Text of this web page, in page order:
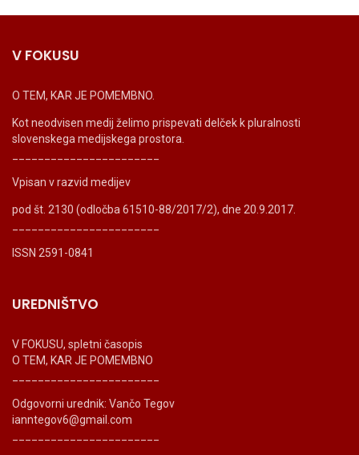
V FOKUSU
O TEM, KAR JE POMEMBNO.
Kot neodvisen medij želimo prispevati delček k pluralnosti
slovenskega medijskega prostora.
Vpisan v razvid medijev
pod št. 2130 (odločba 61510-88/2017/2), dne 20.9.2017.
ISSN 2591-0841
UREDNIŠTVO
V FOKUSU, spletni časopis
O TEM, KAR JE POMEMBNO
Odgovorni urednik: Vančo Tegov
ianntegov6@gmail.com